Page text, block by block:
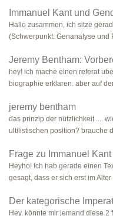
Immanuel Kant und
Hallo zusammen, ich sitze
(Schwerpunkt: Genanalyse und
Jeremy Bentham:
hey! ich mache einen referat
biographie erklaren. aber auf
jeremy bentham
das prinzip der nützlichkeit ....
ultilistischen position? brauche
Frage zu Immanuel Kant
Heyho! Ich hab gerade einen
gesagt, dass er sich erst im
Der kategorische
Hey. könnte mir jemand diese